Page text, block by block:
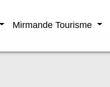
Mirmande Tourisme